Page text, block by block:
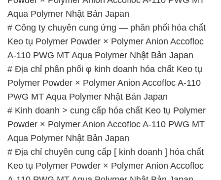
# Địa chỉ phân phối φ kinh doanh hóa chất Keo tụ
Polymer Powder × Polymer Anion Accofloc A-110
PWG MT Aqua Polymer Nhật Bản Japan
# Kinh doanh > cung cấp hóa chất Keo tụ Polymer
Powder × Polymer Anion Accofloc A-110 PWG MT
Aqua Polymer Nhật Bản Japan
# Địa chỉ chuyên cung cấp [ kinh doanh ] hóa chất
Keo tụ Polymer Powder × Polymer Anion Accofloc
A-110 PWG MT Aqua Polymer Nhật Bản Japan
📞PHÒNG KINH DOANH – CÔNG TY HÓA CHẤT
ĐẮC TRƯỜNG PHÁT🌐